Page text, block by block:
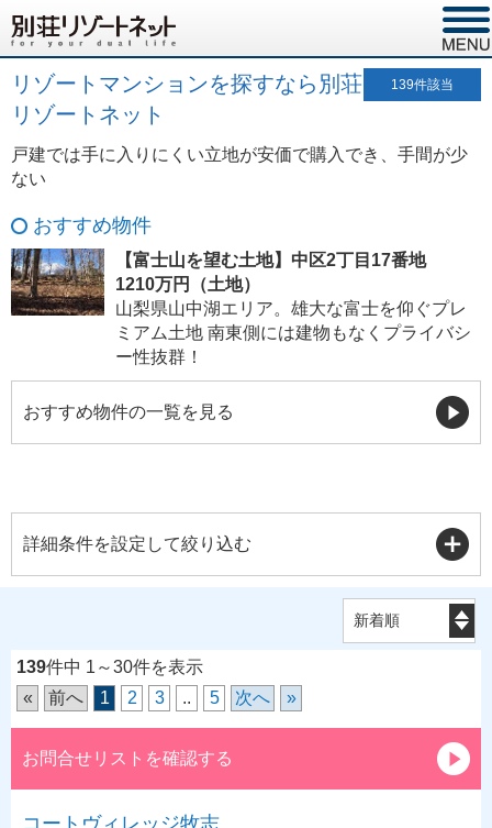
リゾートマンションを探すなら別荘
リゾートネット
139件該当
戸建では手に入りにくい立地が安価で購入でき、手間が少
ない
おすすめ物件
【富士山を望む土地】中区2丁目17番地
1210万円（土地）
山梨県山中湖エリア。雄大な富士を仰ぐプレ
ミアム土地 南東側には建物もなくプライバシ
ー性抜群！
おすすめ物件の一覧を見る
詳細条件を設定して絞り込む
139件中 1～30件を表示
«
前へ 1 2 3 .. 5 次へ »
お問合せリストを確認する
コートヴィレッジ牧志